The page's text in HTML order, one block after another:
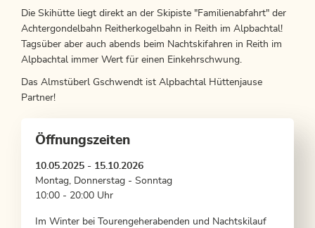
Die Skihütte liegt direkt an der Skipiste "Familienabfahrt" der
Achtergondelbahn Reitherkogelbahn in Reith im Alpbachtal!
Tagsüber aber auch abends beim Nachtskifahren in Reith im
Alpbachtal immer Wert für einen Einkehrschwung.
Das Almstüberl Gschwendt ist Alpbachtal Hüttenjause
Partner!
Öffnungszeiten
10.05.2025 - 15.10.2026
Montag, Donnerstag - Sonntag
10:00 - 20:00 Uhr
Im Winter bei Tourengeherabenden und Nachtskilauf